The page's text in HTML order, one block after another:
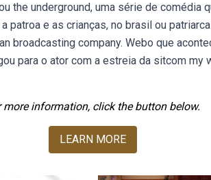
the underground, uma série de comédia
patroa e as crianças, no brasil ou
broadcasting company. Webo que
para o ator com a estreia da sitcom my
more information, click the button below.
LEARN MORE